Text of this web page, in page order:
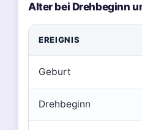
Alter bei Drehbeginn
EREIGNIS
Geburt
Drehbeginn